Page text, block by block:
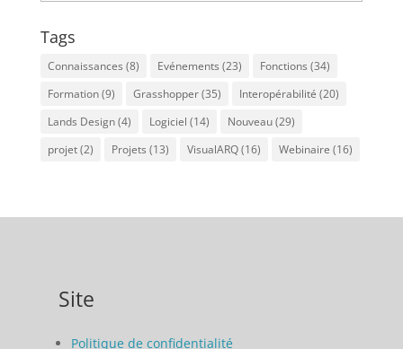
Tags
Connaissances (8) Evénements (23) Fonctions (34)
Formation(9) Grasshopper(35) Interopérabilité (20)
Lands Design(4) Logiciel (14) Nouveau(29)
projet(2) Projets (13) VisualARQ(16) Webinaire (16)
Site
Politique de confidentialité